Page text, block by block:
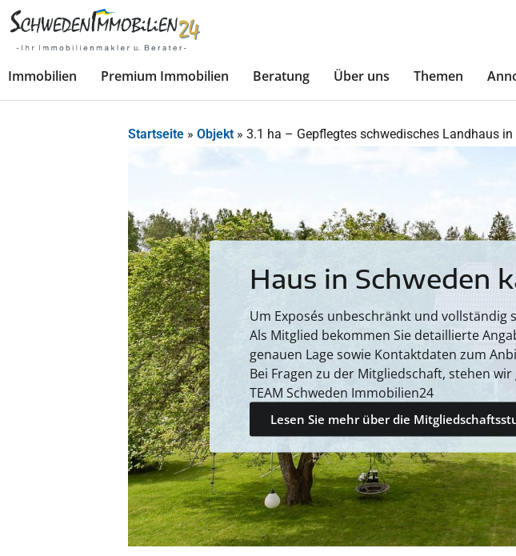
Immobilien Premium Immobilien Beratung Über uns Themen
Startseite » Objekt » 3.1 ha – Gepflegtes schwedisches Landhaus
Haus in Schweden
Um Exposés unbeschränkt und vollständig
Als Mitglied bekommen Sie detaillierte
genauen Lage sowie Kontaktdaten zum
Bei Fragen zu der Mitgliedschaft, stehen
TEAM Schweden Immobilien24
Lesen Sie mehr über die